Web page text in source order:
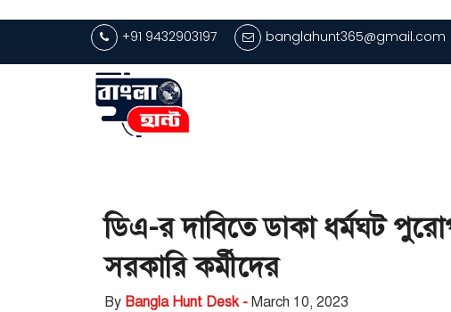
+91 9432903197 banglahunt365@gmail.com
ডিএ-র দাবিতে ডাকা ধর্মঘট
সরকারি কর্মীদের
By Bangla Hunt Desk - March 10, 2023